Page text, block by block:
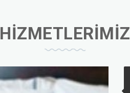
HİZMETLERİMİZ